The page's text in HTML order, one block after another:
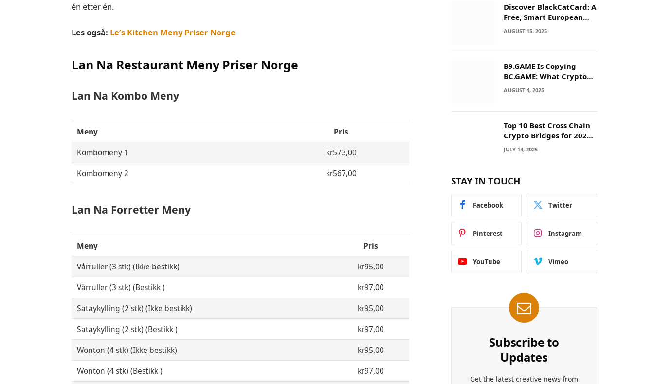
én etter én.
Les også: Le’s Kitchen Meny Priser Norge
Lan Na Restaurant Meny Priser Norge
Lan Na Kombo Meny
Meny
Pris
Kombomeny 1
kr573,00
Kombomeny 2
kr567,00
Lan Na Forretter Meny
Meny
Pris
Vårruller (3 stk) (Ikke bestikk)
kr95,00
Vårruller (3 stk) (Bestikk )
kr97,00
Sataykylling (2 stk) (Ikke bestikk)
kr95,00
Sataykylling (2 stk) (Bestikk )
kr97,00
Wonton (4 stk) (Ikke bestikk)
kr95,00
Wonton (4 stk) (Bestikk )
kr97,00
Discover BlackCatCard: A
Free, Smart European
IBAN & Crypto Card
AUGUST 15, 2025
B9.GAME Is Copying
BC.GAME: What Crypto
Users Need to Know
AUGUST 4, 2025
Top 10 Best Cross Chain
Crypto Bridges for 2025:
Seamless
Interoperability Across
JULY 14, 2025
STAY IN TOUCH
Facebook Twitter
Pinterest Instagram
YouTube Vimeo
Subscribe to
Updates
Get the latest creative news from